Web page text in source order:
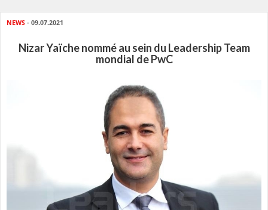
NEWS - 09.07.2021
Nizar Yaïche nommé au sein du Leadership Team
mondial de PwC